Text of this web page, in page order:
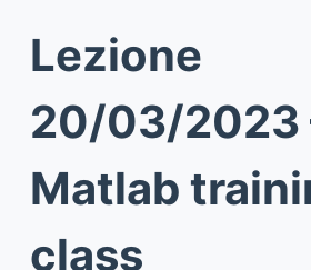
Lezione
20/03/2023
Matlab
class